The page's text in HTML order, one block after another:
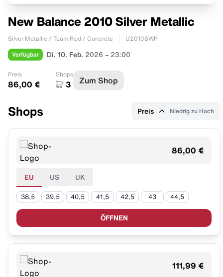
New Balance 2010 Silver Metallic
Silver Metallic / Team Red / Concrete U20108WP
Verfügbar Di. 10. Feb. 2026 – 23:00
Preis
86,00 €
Shops
3 Zum Shop
Shops Preis Niedrig zu Hoch
86,00 €
EU US UK
38,5 39,5 40,5 41,5 42,5 43 44,5
ÖFFNEN
111,99 €